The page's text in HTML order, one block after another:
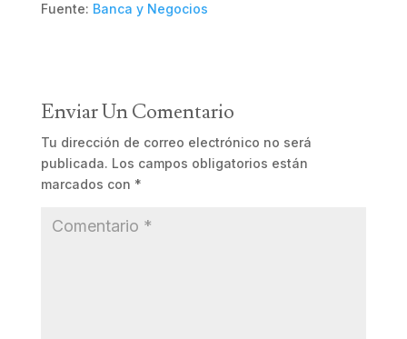
Fuente: Banca y Negocios
Enviar Un Comentario
Tu dirección de correo electrónico no será
publicada. Los campos obligatorios están
marcados con *